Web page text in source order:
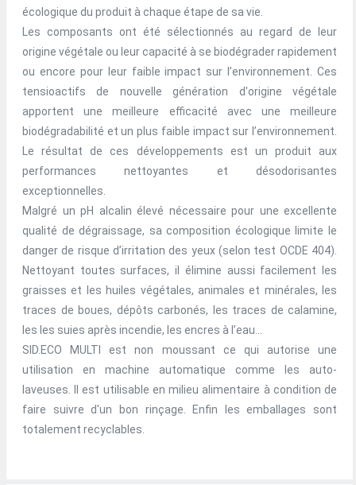
écologique du produit à chaque étape de sa vie.
Les composants ont été sélectionnés au regard de leur
origine végétale ou leur capacité à se biodégrader rapidement
ou encore pour leur faible impact sur l’environnement. Ces
tensioactifs de nouvelle génération d'origine végétale
apportent une meilleure efficacité avec une meilleure
biodégradabilité et un plus faible impact sur l’environnement.
Le résultat de ces développements est un produit aux
performances nettoyantes et désodorisantes
exceptionnelles.
Malgré un pH alcalin élevé nécessaire pour une excellente
qualité de dégraissage, sa composition écologique limite le
danger de risque d’irritation des yeux (selon test OCDE 404).
Nettoyant toutes surfaces, il élimine aussi facilement les
graisses et les huiles végétales, animales et minérales, les
traces de boues, dépôts carbonés, les traces de calamine,
les les suies après incendie, les encres à l’eau…
SID.ECO MULTI est non moussant ce qui autorise une
utilisation en machine automatique comme les auto-
laveuses. Il est utilisable en milieu alimentaire à condition de
faire suivre d'un bon rinçage. Enfin les emballages sont
totalement recyclables.